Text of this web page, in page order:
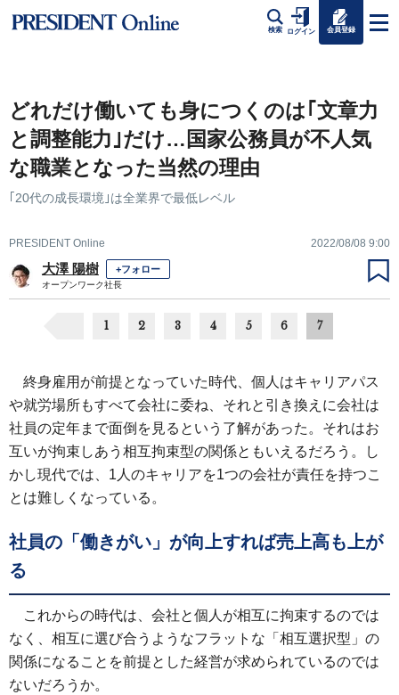
検索 ログイン 会員登録
どれだけ働いても身につくのは｢文章力
と調整能力｣だけ…国家公務員が不人気
な職業となった当然の理由
｢20代の成長環境｣は全業界で最低レベル
PRESIDENT Online 2022/08/08 9:00
大澤 陽樹 +フォロー
オープンワーク社長
1 2 3 4 5 6 7
終身雇用が前提となっていた時代、個人はキャリアパス
や就労場所もすべて会社に委ね、それと引き換えに会社は
社員の定年まで面倒を見るという了解があった。それはお
互いが拘束しあう相互拘束型の関係ともいえるだろう。し
かし現代では、1人のキャリアを1つの会社が責任を持つこ
とは難しくなっている。
社員の「働きがい」が向上すれば売上高も上が
る
これからの時代は、会社と個人が相互に拘束するのでは
なく、相互に選び合うようなフラットな「相互選択型」の
関係になることを前提とした経営が求められているのでは
ないだろうか。